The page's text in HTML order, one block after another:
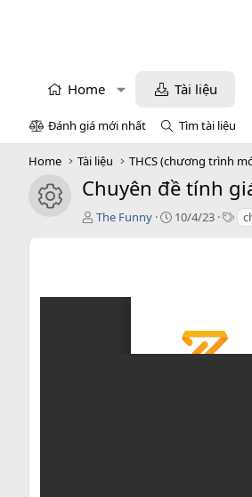
Home Tài liệu
Đánh giá mới nhất Tìm tài liệu
Home Tài liệu THCS (chương trình
icon tài liệu
Chuyên đề tính
T
ả
The Funny
C10/4/23
T